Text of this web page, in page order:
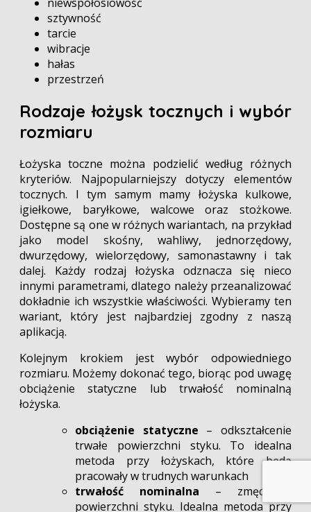
sztywność
tarcie
wibracje
hałas
przestrzeń
Rodzaje łożysk tocznych i wybór
rozmiaru
Łożyska toczne można podzielić według różnych
kryteriów. Najpopularniejszy dotyczy elementów
tocznych. I tym samym mamy łożyska kulkowe,
igiełkowe, baryłkowe, walcowe oraz stożkowe.
Dostępne są one w różnych wariantach, na przykład
jako model skośny, wahliwy, jednorzędowy,
dwurzędowy, wielorzędowy, samonastawny i tak
dalej. Każdy rodzaj łożyska odznacza się nieco
innymi parametrami, dlatego należy przeanalizować
dokładnie ich wszystkie właściwości. Wybieramy ten
wariant, który jest najbardziej zgodny z naszą
aplikacją.
Kolejnym krokiem jest wybór odpowiedniego
rozmiaru. Możemy dokonać tego, biorąc pod uwagę
obciążenie statyczne lub trwałość nominalną
łożyska.
obciążenie statyczne – odkształcenie
trwałe powierzchni styku. To idealna
metoda przy łożyskach, które będą
pracowały w trudnych warunkach
trwałość nominalna – zmęczenie
powierzchni styku. Idealna metoda przy